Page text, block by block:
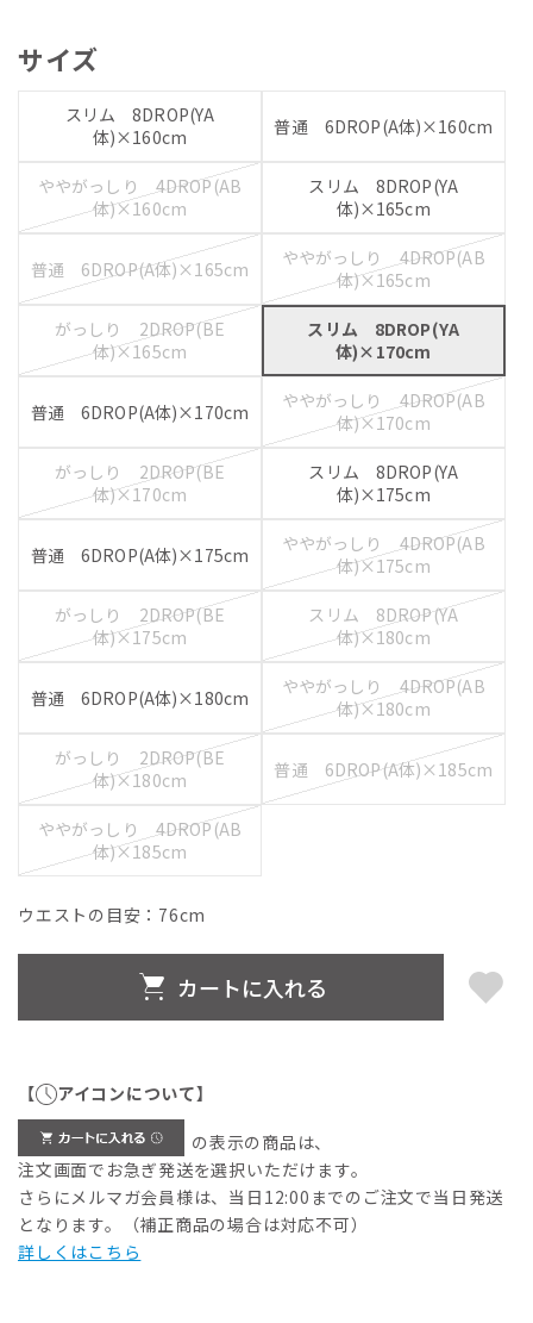
サイズ
スリム 8DROP(YA
体)×160cm
普通 6DROP(A体)×160cm
ややがっしり 4DROP(AB
体)×160cm
スリム 8DROP(YA
体)×165cm
普通 6DROP(A体)×165cm
ややがっしり 4DROP(AB
体)×165cm
がっしり 2DROP(BE
体)×165cm
スリム 8DROP(YA
体)×170cm
普通 6DROP(A体)×170cm
ややがっしり 4DROP(AB
体)×170cm
がっしり 2DROP(BE
体)×170cm
スリム 8DROP(YA
体)×175cm
普通 6DROP(A体)×175cm
ややがっしり 4DROP(AB
体)×175cm
がっしり 2DROP(BE
体)×175cm
スリム 8DROP(YA
体)×180cm
普通 6DROP(A体)×180cm
ややがっしり 4DROP(AB
体)×180cm
がっしり 2DROP(BE
体)×180cm
普通 6DROP(A体)×185cm
ややがっしり 4DROP(AB
体)×185cm
ウエストの目安： 76cm
カートに入れる
【 アイコンについて】
の表示の商品は、
注文画面でお急ぎ発送を選択いただけます。
さらにメルマガ会員様は、当日12:00までのご注文で当日発送
となります。（補正商品の場合は対応不可）
詳しくはこちら